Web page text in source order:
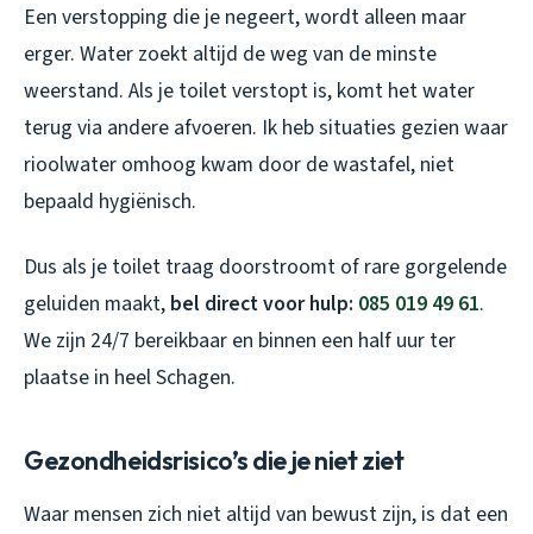
Een verstopping die je negeert, wordt alleen maar
erger. Water zoekt altijd de weg van de minste
weerstand. Als je toilet verstopt is, komt het water
terug via andere afvoeren. Ik heb situaties gezien waar
rioolwater omhoog kwam door de wastafel, niet
bepaald hygiënisch.
Dus als je toilet traag doorstroomt of rare gorgelende
geluiden maakt, bel direct voor hulp: 085 019 49 61.
We zijn 24/7 bereikbaar en binnen een half uur ter
plaatse in heel Schagen.
Gezondheidsrisico’s die je niet ziet
Waar mensen zich niet altijd van bewust zijn, is dat een